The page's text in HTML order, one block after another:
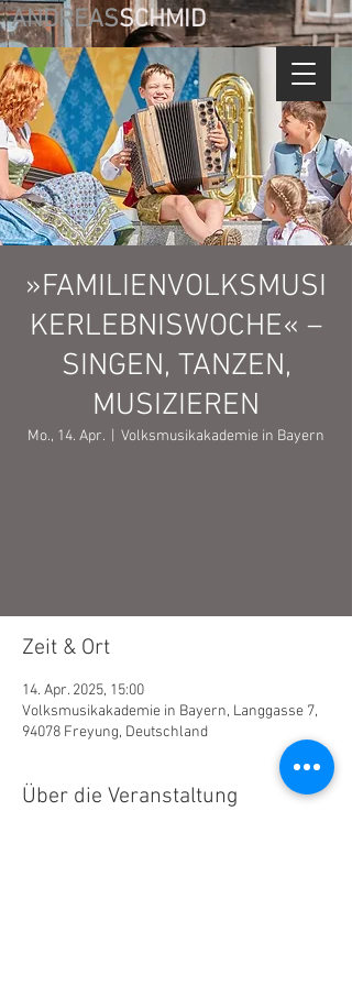
ANDREASSCHMID
»FAMILIENVOLKSMUSI
KERLEBNISWOCHE« –
SINGEN, TANZEN,
MUSIZIEREN
Mo., 14. Apr. Volksmusikakademie in Bayern
Zeit & Ort
14. Apr. 2025, 15:00
Volksmusikakademie in Bayern, Langgasse 7,
94078 Freyung, Deutschland
Über die Veranstaltung